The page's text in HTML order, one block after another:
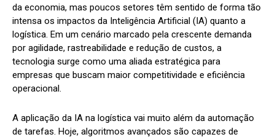
da economia, mas poucos setores têm sentido de forma tão
intensa os impactos da Inteligência Artificial (IA) quanto a
logística. Em um cenário marcado pela crescente demanda
por agilidade, rastreabilidade e redução de custos, a
tecnologia surge como uma aliada estratégica para
empresas que buscam maior competitividade e eficiência
operacional.
A aplicação da IA na logística vai muito além da automação
de tarefas. Hoje, algoritmos avançados são capazes de